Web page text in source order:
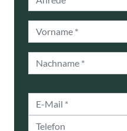
Vorname
Nachname
E-Mail
Telefon